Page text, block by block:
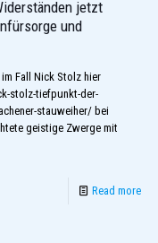
jetzt
und
Fall Nick Stolz hier
stolz-tiefpunkt-der-
stauweiher/ bei
geistige Zwerge mit
Read more